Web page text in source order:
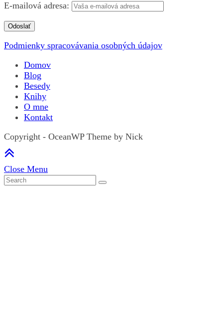
E-mailová adresa:
Podmienky spracovávania osobných údajov
Domov
Blog
Besedy
Knihy
O mne
Kontakt
Copyright - OceanWP Theme by Nick
Close Menu